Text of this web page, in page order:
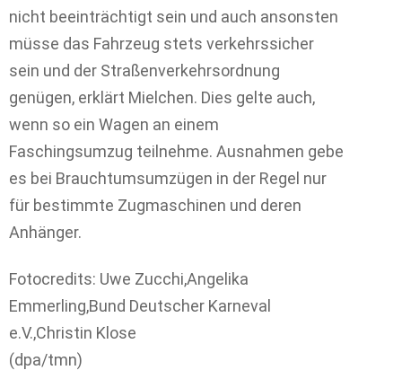
nicht beeinträchtigt sein und auch ansonsten
müsse das Fahrzeug stets verkehrssicher
sein und der Straßenverkehrsordnung
genügen, erklärt Mielchen. Dies gelte auch,
wenn so ein Wagen an einem
Faschingsumzug teilnehme. Ausnahmen gebe
es bei Brauchtumsumzügen in der Regel nur
für bestimmte Zugmaschinen und deren
Anhänger.
Fotocredits: Uwe Zucchi,Angelika
Emmerling,Bund Deutscher Karneval
e.V.,Christin Klose
(dpa/tmn)